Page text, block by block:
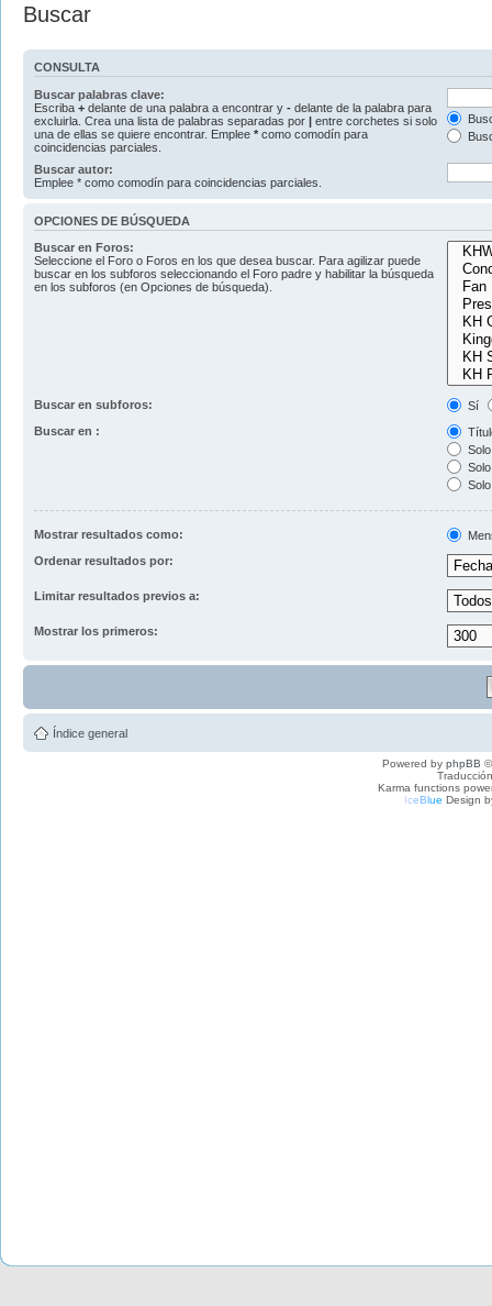
Buscar
CONSULTA
Buscar palabras clave:
Escriba + delante de una palabra a encontrar y - delante de la palabra para
excluirla. Crea una lista de palabras separadas por | entre corchetes si solo
una de ellas se quiere encontrar. Emplee * como comodín para
coincidencias parciales.
Buscar autor:
Emplee * como comodín para coincidencias parciales.
OPCIONES DE BÚSQUEDA
Buscar en Foros:
Seleccione el Foro o Foros en los que desea buscar. Para agilizar puede
buscar en los subforos seleccionando el Foro padre y habilitar la búsqueda
en los subforos (en Opciones de búsqueda).
Buscar en subforos:
Sí
Buscar en :
Mostrar resultados como:
Ordenar resultados por:
Limitar resultados previos a:
Mostrar los primeros:
Índice general
Powered by phpBB
Karma functions
IceBlue Design